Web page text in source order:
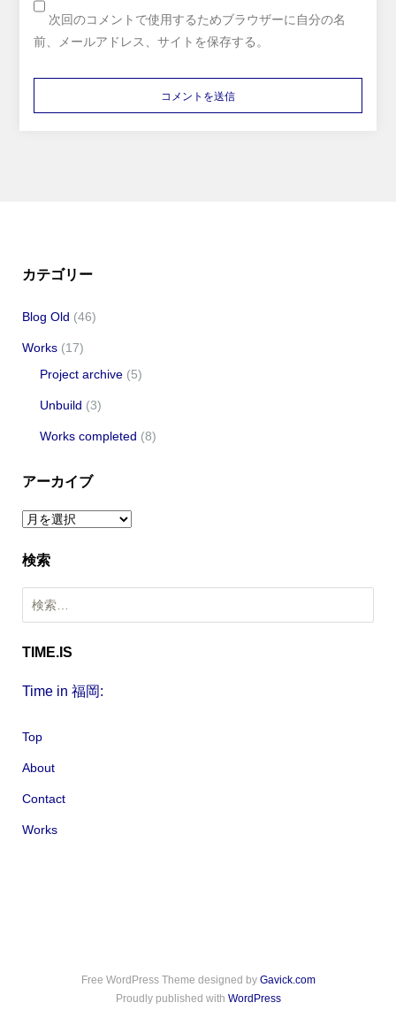
次回のコメントで使用するためブラウザーに自分の名
前、メールアドレス、サイトを保存する。
カテゴリー
Blog Old (46)
Works (17)
Project archive (5)
Unbuild (3)
Works completed (8)
アーカイブ
ア
カ
イ
ブ
検索
索
TIME.IS
Time in 福岡:
Top
About
Contact
Works
Free WordPress Theme designed by Gavick.com
Proudly published with WordPress